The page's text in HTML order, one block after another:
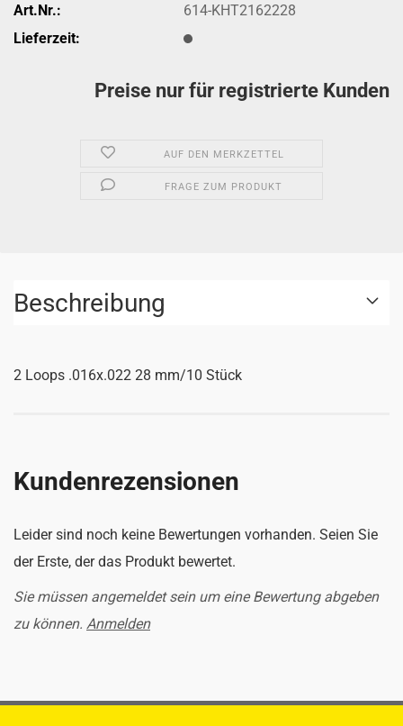
Art.Nr.:
614-KHT2162228
Lieferzeit:
Preise nur für registrierte Kunden
AUF DEN MERKZETTEL
FRAGE ZUM PRODUKT
Beschreibung
2 Loops .016x.022 28 mm/10 Stück
Kundenrezensionen
Leider sind noch keine Bewertungen vorhanden. Seien Sie
der Erste, der das Produkt bewertet.
Sie müssen angemeldet sein um eine Bewertung abgeben
zu können. Anmelden